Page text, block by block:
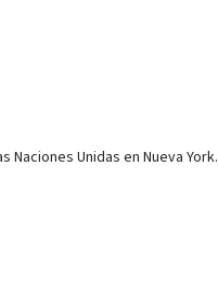
Unidas en Nueva York.